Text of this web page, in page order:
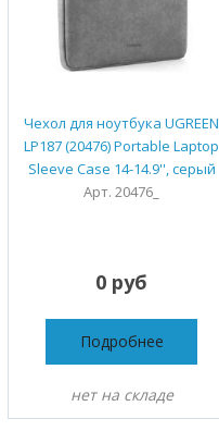
Чехол для ноутбука UGREEN
LP187 (20476) Portable Laptop
Sleeve Case 14-14.9'', серый
Арт. 20476_
0 руб
Подробнее
нет на складе